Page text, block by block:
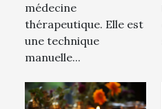
médecine
thérapeutique. Elle est
une technique
manuelle...